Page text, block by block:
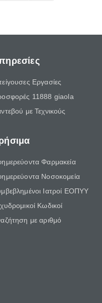
Εργασίες
11888 giaola
με Τεχνικούς
Φαρμακεία
Νοσοκομεία
Ιατροί ΕΟΠΥΥ
Κωδικοί
με αριθμό